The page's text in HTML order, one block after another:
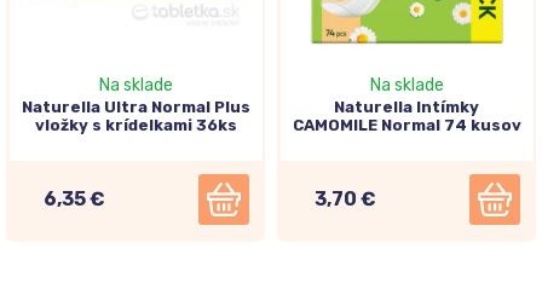
Na sklade
Naturella Ultra Normal Plus
vložky s krídelkami 36ks
6,35 €
Na sklade
Naturella Intímky
CAMOMILE Normal 74 kusov
3,70 €